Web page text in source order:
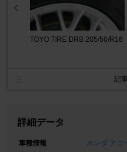
TOYO TIRE DRB 205/50/R16
記
詳細データ
車種情報
ホンダ アコ